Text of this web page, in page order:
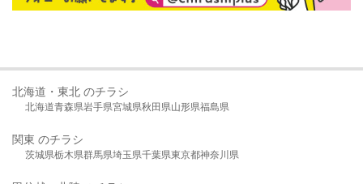
北海道・東北 のチラシ
北海道青森県岩手県宮城県秋田県山形県福島県
関東 のチラシ
茨城県栃木県群馬県埼玉県千葉県東京都神奈川県